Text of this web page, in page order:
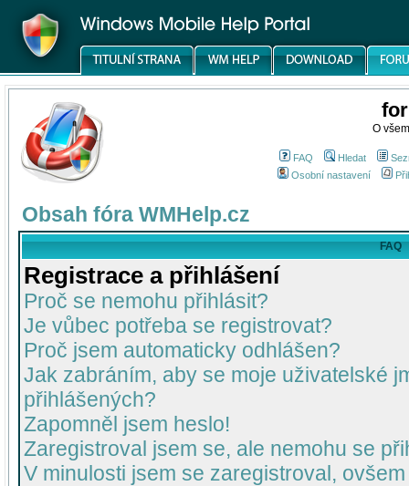
O
FAQ Hledat
Osobní nastavení
Obsah fóra WMHelp.cz
FAQ
Registrace a přihlášení
Proč se nemohu přihlásit?
Je vůbec potřeba se registrovat?
Proč jsem automaticky odhlášen?
Jak zabráním, aby se moje uživatelské
přihlášených?
Zapomněl jsem heslo!
Zaregistroval jsem se, ale nemohu se
V minulosti jsem se zaregistroval,